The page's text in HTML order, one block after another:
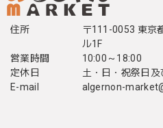
住所
〒111-0053 東京
ル1F
営業時間
10:00～18:00
定休日
土・日・祝祭日
E-mail
algernon-